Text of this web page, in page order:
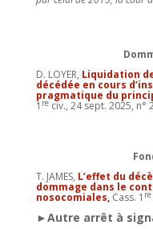
D. LOYER, Liquidation
décédée en cours
pragmatique du
1 reciv., 24 sept. 2025, n°
T. JAMES, L’effet du
dommage dans le
nosocomiales, Cass. 1 re
►Autre arrêt à